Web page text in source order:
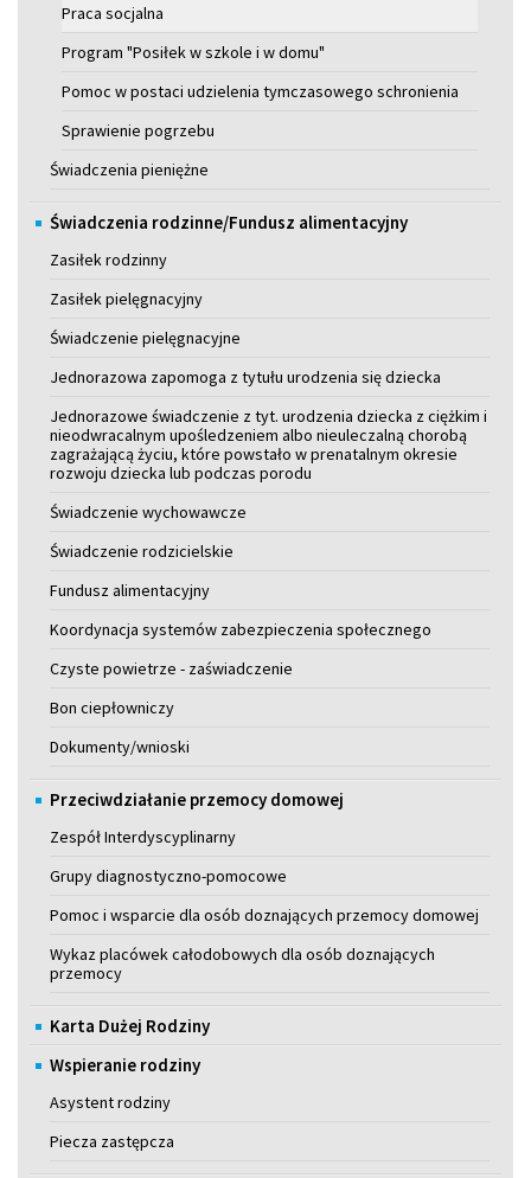
Praca socjalna
Program "Posiłek w szkole i w domu"
Pomoc w postaci udzielenia tymczasowego schronienia
Sprawienie pogrzebu
Świadczenia pieniężne
Świadczenia rodzinne/Fundusz alimentacyjny
Zasiłek rodzinny
Zasiłek pielęgnacyjny
Świadczenie pielęgnacyjne
Jednorazowa zapomoga z tytułu urodzenia się dziecka
Jednorazowe świadczenie z tyt. urodzenia dziecka z ciężkim i
nieodwracalnym upośledzeniem albo nieuleczalną chorobą
zagrażającą życiu, które powstało w prenatalnym okresie
rozwoju dziecka lub podczas porodu
Świadczenie wychowawcze
Świadczenie rodzicielskie
Fundusz alimentacyjny
Koordynacja systemów zabezpieczenia społecznego
Czyste powietrze - zaświadczenie
Bon ciepłowniczy
Dokumenty/wnioski
Przeciwdziałanie przemocy domowej
Zespół Interdyscyplinarny
Grupy diagnostyczno-pomocowe
Pomoc i wsparcie dla osób doznających przemocy domowej
Wykaz placówek całodobowych dla osób doznających
przemocy
Karta Dużej Rodziny
Wspieranie rodziny
Asystent rodziny
Piecza zastępcza